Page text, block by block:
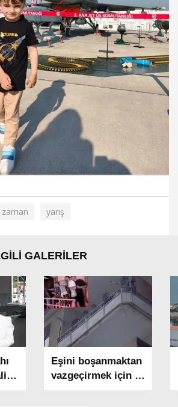
zaman yarış
GALERİLER
Eşini boşanmaktan
vazgeçirmek için 2